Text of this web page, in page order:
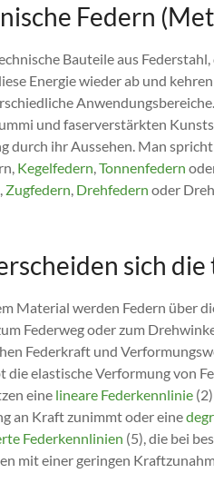
Federn
Bauteile aus
Energie wieder ab und
und faserverstärkten
durch ihr Aussehen. Man
Kegelfedern,Tonnenfedern
, Zugfedern, Drehfedern oder
sich
Material werden Federn über
Federweg oder zum
Federkraft und
die elastische Verformung von
eine lineare Federkennlinie
an Kraft zunimmt oder eine
Federkennlinien (5), die bei
mit einer geringen